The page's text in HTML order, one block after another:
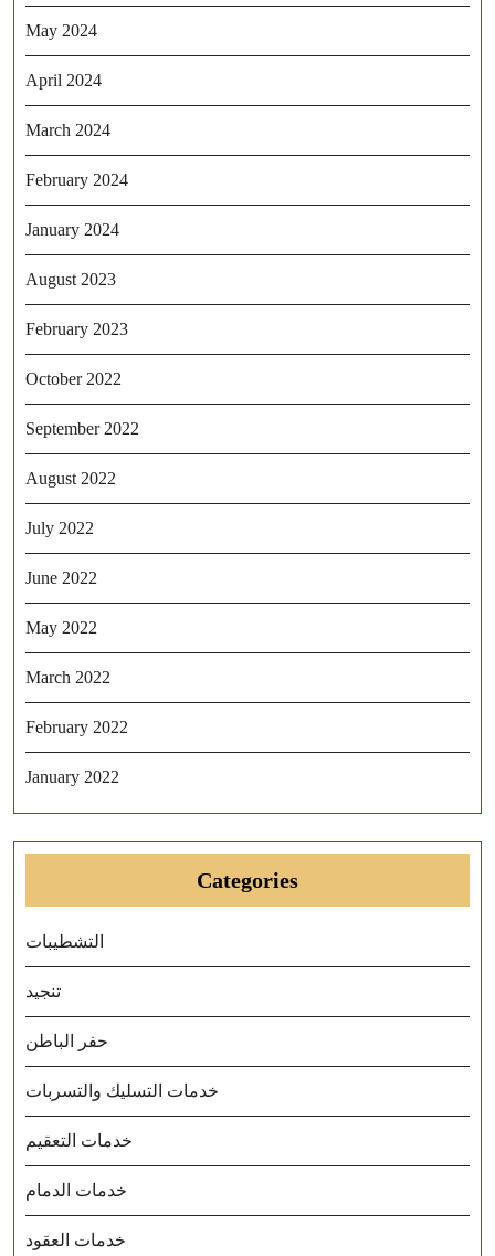
May 2024
April 2024
March 2024
February 2024
January 2024
August 2023
February 2023
October 2022
September 2022
August 2022
July 2022
June 2022
May 2022
March 2022
February 2022
January 2022
Categories
التشطيبات
تنجيد
حفر الباطن
خدمات التسليك والتسربات
خدمات التعقيم
خدمات الدمام
خدمات العقود